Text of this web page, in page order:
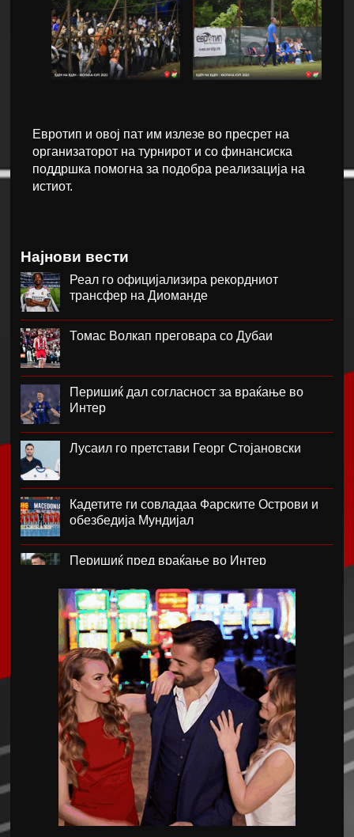
Евротип и овој пат им излезе во пресрет на
организаторот на турнирот и со финансиска
поддршка помогна за подобра реализација на
истиот.
Најнови вести
Реал го официјализира рекордниот
трансфер на Диоманде
Томас Волкап преговара со Дубаи
Перишиќ дал согласност за враќање во
Интер
Лусаил го претстави Георг Стојановски
Кадетите ги совладаа Фарските Острови и
обезбедија Мундијал
Перишиќ пред враќање во Интер
Лара Гут Бехрами означи крај на скијачката
кариера
Меси со два гола се врати во дресот на
Интер Мајами по Мундијалот
Шенгелија плати еден милион и се
ослободи од Барселона
Мајорка убедливо го совлада ПСЖ